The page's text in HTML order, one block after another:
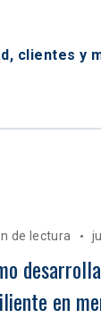
clientes y
de lectura
en